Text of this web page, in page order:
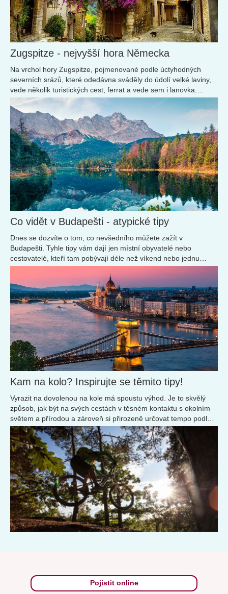
Zugspitze - nejvyšší hora Německa
Na vrchol hory Zugspitze, pojmenované podle úctyhodných
severních srázů, které odedávna sváděly do údolí velké laviny,
vede několik turistických cest, ferrat a vede sem i lanovka.
Nejoblíbenější cesta na Zugspitze vede krásnou soutěskou
Höllental, kde na vás ve výšce kolem 2000 m n. m. čeká
zajištěná cesta v podobě traverzu skalní stěnou. Navštivte také
jezero Eibsee a hrad Neuschwanstein.
Co vidět v Budapešti - atypické tipy
Dnes se dozvíte o tom, co nevšedního můžete zažít v
Budapešti. Tyhle tipy vám dají jen místní obyvatelé nebo
cestovatelé, kteří tam pobývají déle než víkend nebo jednu
dovolenou. Co to tedy je?
Kam na kolo? Inspirujte se těmito tipy!
Vyrazit na dovolenou na kole má spoustu výhod. Je to skvělý
způsob, jak být na svých cestách v těsném kontaktu s okolním
světem a přírodou a zároveň si přirozeně určovat tempo podle
svých možností...
Pojistit online